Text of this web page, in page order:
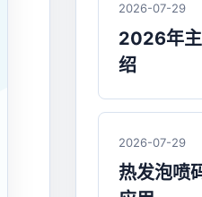
2026-07-29
2026年
绍
2026-07-29
热发泡喷